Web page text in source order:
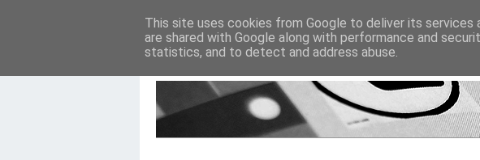
This site uses cookies from Google to deliver its services
are shared with Google along with performance and
statistics, and to detect and address abuse.